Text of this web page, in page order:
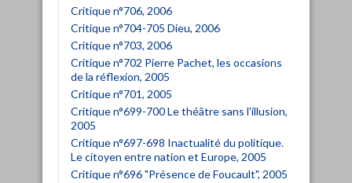
Critique n°706, 2006
Critique n°704-705 Dieu, 2006
Critique n°703, 2006
Critique n°702 Pierre Pachet, les occasions
de la réflexion, 2005
Critique n°701, 2005
Critique n°699-700 Le théâtre sans l'illusion,
2005
Critique n°697-698 Inactualité du politique.
Le citoyen entre nation et Europe, 2005
Critique n°696 "Présence de Foucault", 2005